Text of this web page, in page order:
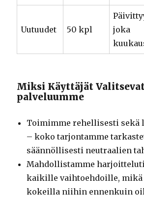
Uutuudet 50 kpl
joka
Miksi Käyttäjät
palveluumme
Toimimme rehellisesti sekä
– koko tarjontamme
säännöllisesti neutraalien
Mahdollistamme
kaikille vaihtoehdoille,
kokeilla niihin ennenkuin